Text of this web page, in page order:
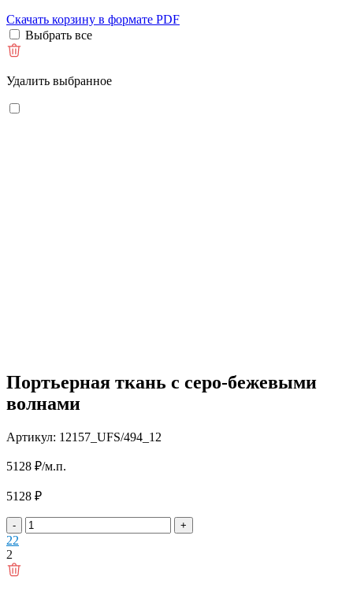
Скачать корзину в формате PDF
Выбрать все
Удалить выбранное
Портьерная ткань с серо-бежевыми
волнами
Артикул: 12157_UFS/494_12
5128 ₽/м.п.
5128 ₽
- +
22
2